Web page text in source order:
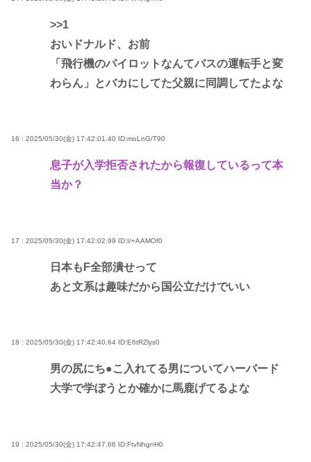
>>1
おいドナルド、お前
「飛行機のパイロットなんてバスの運転手と変
わらん」とバカにしてた父親に同調してたよな
16 : 2025/05/30(金) 17:42:01.40 ID:moLnG/T90
息子が入学拒否されたから報復しているって本
当か？
17 : 2025/05/30(金) 17:42:02.99 ID:I/+AAMOf0
日本もF全部潰せって
あと文系は趣味だから国公立だけでいい
18 : 2025/05/30(金) 17:42:40.64 ID:E6tRZlys0
男の尻にち●こ入れてる男についてハーバード
大学で学ぼうとか確かに馬鹿げてるよな
19 : 2025/05/30(金) 17:42:47.66 ID:FtvNhgnH0